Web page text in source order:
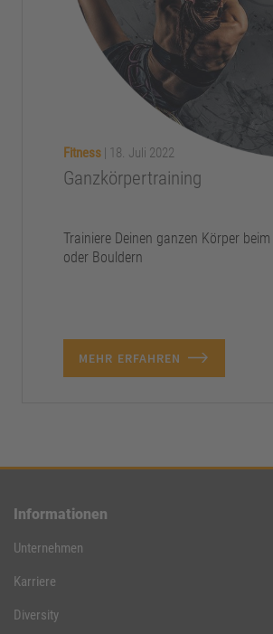
Fitness | 18. Juli 2022
Ganzkörpertraining
Trainiere Deinen ganzen Körper
oder Bouldern
MEHR ERFAHREN
Informationen
Unternehmen
Karriere
Diversity